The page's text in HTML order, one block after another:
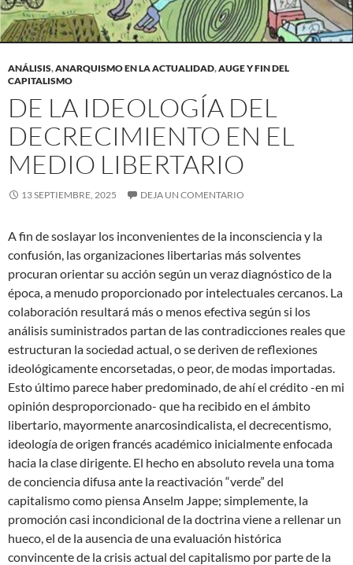
ANÁLISIS,ANARQUISMO EN LA ACTUALIDAD,AUGE Y FIN DEL
CAPITALISMO
DE LA IDEOLOGÍA DEL
DECRECIMIENTO EN EL
MEDIO LIBERTARIO
13 SEPTIEMBRE, 2025 DEJA UN COMENTARIO
A fin de soslayar los inconvenientes de la inconsciencia y la
confusión, las organizaciones libertarias más solventes
procuran orientar su acción según un veraz diagnóstico de la
época, a menudo proporcionado por intelectuales cercanos. La
colaboración resultará más o menos efectiva según si los
análisis suministrados partan de las contradicciones reales que
estructuran la sociedad actual, o se deriven de reflexiones
ideológicamente encorsetadas, o peor, de modas importadas.
Esto último parece haber predominado, de ahí el crédito -en mi
opinión desproporcionado- que ha recibido en el ámbito
libertario, mayormente anarcosindicalista, el decrecentismo,
ideología de origen francés académico inicialmente enfocada
hacia la clase dirigente. El hecho en absoluto revela una toma
de conciencia difusa ante la reactivación “verde” del
capitalismo como piensa Anselm Jappe; simplemente, la
promoción casi incondicional de la doctrina viene a rellenar un
hueco, el de la ausencia de una evaluación histórica
convincente de la crisis actual del capitalismo por parte de la